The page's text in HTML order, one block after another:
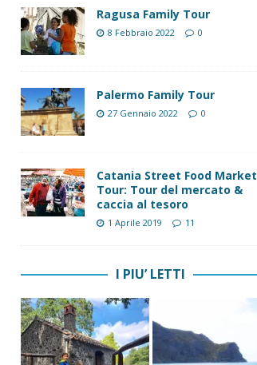
Ragusa Family Tour
8 Febbraio 2022 0
Palermo Family Tour
27 Gennaio 2022 0
Catania Street Food Market
Tour: Tour del mercato &
caccia al tesoro
1 Aprile 2019 11
I PIU’ LETTI